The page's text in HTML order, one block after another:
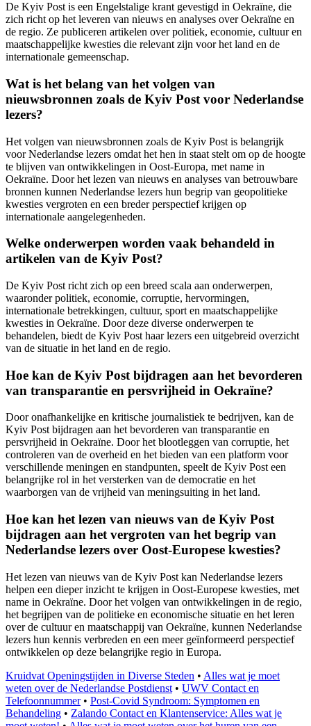
De Kyiv Post is een Engelstalige krant gevestigd in Oekraïne, die
zich richt op het leveren van nieuws en analyses over Oekraïne en
de regio. Ze publiceren artikelen over politiek, economie, cultuur en
maatschappelijke kwesties die relevant zijn voor het land en de
internationale gemeenschap.
Wat is het belang van het volgen van
nieuwsbronnen zoals de Kyiv Post voor Nederlandse
lezers?
Het volgen van nieuwsbronnen zoals de Kyiv Post is belangrijk
voor Nederlandse lezers omdat het hen in staat stelt om op de hoogte
te blijven van ontwikkelingen in Oost-Europa, met name in
Oekraïne. Door het lezen van nieuws en analyses van betrouwbare
bronnen kunnen Nederlandse lezers hun begrip van geopolitieke
kwesties vergroten en een breder perspectief krijgen op
internationale aangelegenheden.
Welke onderwerpen worden vaak behandeld in
artikelen van de Kyiv Post?
De Kyiv Post richt zich op een breed scala aan onderwerpen,
waaronder politiek, economie, corruptie, hervormingen,
internationale betrekkingen, cultuur, sport en maatschappelijke
kwesties in Oekraïne. Door deze diverse onderwerpen te
behandelen, biedt de Kyiv Post haar lezers een uitgebreid overzicht
van de situatie in het land en de regio.
Hoe kan de Kyiv Post bijdragen aan het bevorderen
van transparantie en persvrijheid in Oekraïne?
Door onafhankelijke en kritische journalistiek te bedrijven, kan de
Kyiv Post bijdragen aan het bevorderen van transparantie en
persvrijheid in Oekraïne. Door het blootleggen van corruptie, het
controleren van de overheid en het bieden van een platform voor
verschillende meningen en standpunten, speelt de Kyiv Post een
belangrijke rol in het versterken van de democratie en het
waarborgen van de vrijheid van meningsuiting in het land.
Hoe kan het lezen van nieuws van de Kyiv Post
bijdragen aan het vergroten van het begrip van
Nederlandse lezers over Oost-Europese kwesties?
Het lezen van nieuws van de Kyiv Post kan Nederlandse lezers
helpen een dieper inzicht te krijgen in Oost-Europese kwesties, met
name in Oekraïne. Door het volgen van ontwikkelingen in de regio,
het begrijpen van de politieke en economische situatie en het leren
over de cultuur en maatschappij van Oekraïne, kunnen Nederlandse
lezers hun kennis verbreden en een meer geïnformeerd perspectief
ontwikkelen op deze belangrijke regio in Europa.
Kruidvat Openingstijden in Diverse Steden • Alles wat je moet
weten over de Nederlandse Postdienst • UWV Contact en
Telefoonnummer• Post-Covid Syndroom: Symptomen en
Behandeling • Zalando Contact en Klantenservice: Alles wat je